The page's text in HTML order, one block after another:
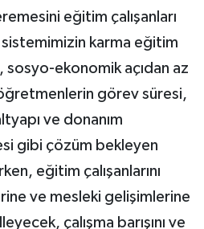
eğitim çalışanları
karma eğitim
ekonomik açıdan az
görev süresi,
ve donanım
gibi çözüm bekleyen
eğitim çalışanlarını
ve mesleki gelişimlerine
çalışma barışını ve